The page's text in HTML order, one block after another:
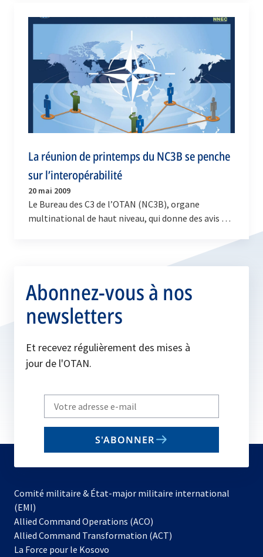
La réunion de printemps du NC3B se penche
sur l’interopérabilité
20 mai 2009
Le Bureau des C3 de l’OTAN (NC3B), organe
multinational de haut niveau, qui donne des avis au
Abonnez-vous à nos
newsletters
Et recevez régulièrement des mises à
jour de l'OTAN.
Write
your
email
S'ABONNER
Comité militaire & État-major militaire international
(EMI)
Allied Command Operations (ACO)
Allied Command Transformation (ACT)
La Force pour le Kosovo